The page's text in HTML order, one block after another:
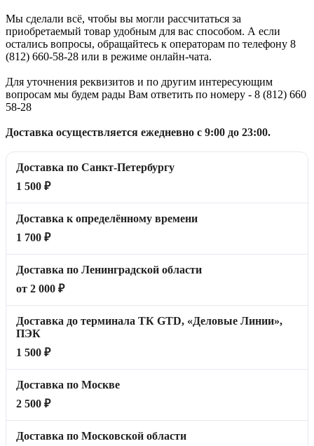
Мы сделали всё, чтобы вы могли рассчитаться за
приобретаемый товар удобным для вас способом. А если
остались вопросы, обращайтесь к операторам по телефону 8
(812) 660-58-28 или в режиме онлайн-чата.
Для уточнения реквизитов и по другим интересующим
вопросам мы будем рады Вам ответить по номеру - 8 (812) 660
58-28
Доставка осуществляется ежедневно с 9:00 до 23:00.
Доставка по Санкт-Петербургу
1 500 ₽
Доставка к определённому времени
1 700 ₽
Доставка по Ленинградской области
от 2 000 ₽
Доставка до терминала ТК GTD, «Деловые Линии»,
ПЭК
1 500 ₽
Доставка по Москве
2 500 ₽
Доставка по Московской области